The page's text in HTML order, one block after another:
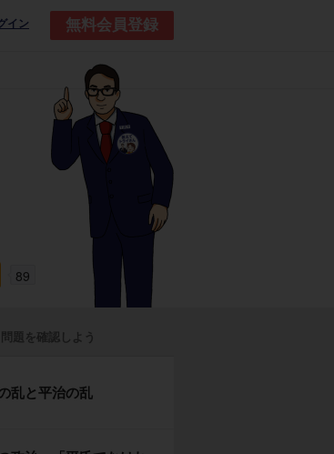
イン 無料会員登録
89
題を確認しよう
乱と平治の乱